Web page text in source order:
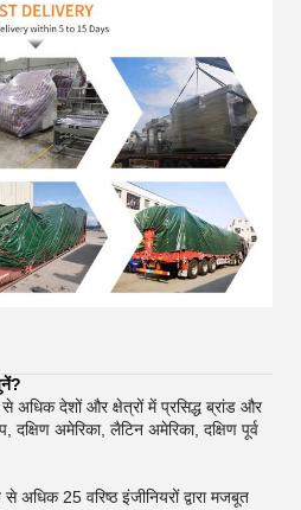
देशों और क्षेत्रों में प्रसिद्ध ब्रांड और
अमेरिका, लैटिन अमेरिका, दक्षिण पूर्व
अधिक 25 वरिष्ठ इंजीनियरों द्वारा मजबूत